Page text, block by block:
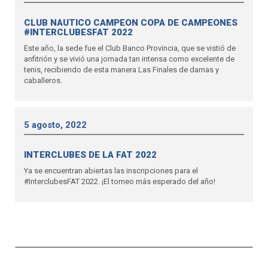
CLUB NAUTICO CAMPEON COPA DE CAMPEONES
#INTERCLUBESFAT 2022
Este año, la sede fue el Club Banco Provincia, que se vistió de
anfitrión y se vivió una jornada tan intensa como excelente de
tenis, recibiendo de esta manera Las Finales de damas y
caballeros.
5 agosto, 2022
INTERCLUBES DE LA FAT 2022
Ya se encuentran abiertas las inscripciones para el
#InterclubesFAT 2022. ¡El torneo más esperado del año!